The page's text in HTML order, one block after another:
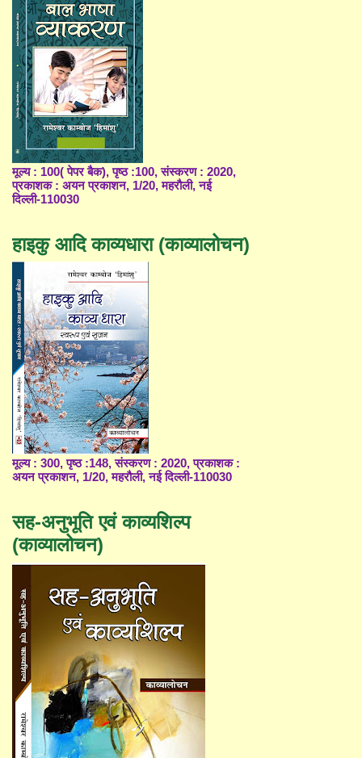
मूल्य : 100( पेपर बैक), पृष्ठ :100, संस्करण : 2020,
प्रकाशक : अयन प्रकाशन, 1/20, महरौली, नई
दिल्ली-110030
हाइकु आदि काव्यधारा (काव्यालोचन)
मूल्य : 300, पृष्ठ :148, संस्करण : 2020, प्रकाशक :
अयन प्रकाशन, 1/20, महरौली, नई दिल्ली-110030
सह-अनुभूति एवं काव्यशिल्प
(काव्यालोचन)